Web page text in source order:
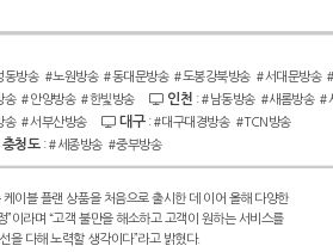
동방송 #노원방송 #동대문방송 #도봉강북방송 #서대문방송
송 #안양방송 #한빛방송 인천 :#남동방송 #새롬방송 #
송 #서부산방송 대구:#대구대경방송 #TCN방송
충청도:#세종방송 #중부방송
이블 플랜 상품을 처음으로 출시한 데 이어 올해 다양한
”이라며 “고객 불만을 해소하고 고객이 원하는 서비스를
을 다해 노력할 생각이다”라고 밝혔다.